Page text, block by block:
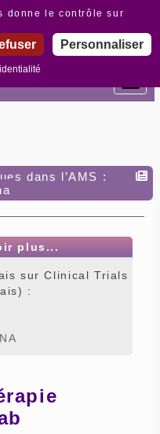
dans l’AMS :
plus...
sur Clinical Trials
:
donne le contrôle sur
Personnaliser